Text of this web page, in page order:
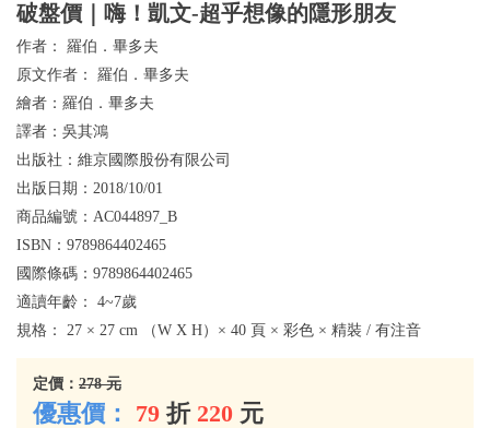
破盤價｜嗨！凱文-超乎想像的隱形朋友
作者： 羅伯．畢多夫
原文作者： 羅伯．畢多夫
繪者： 羅伯．畢多夫
譯者： 吳其鴻
出版社： 維京國際股份有限公司
出版日期： 2018/10/01
商品編號： AC044897_B
ISBN： 9789864402465
國際條碼： 9789864402465
適讀年齡： 4~7歲
規格： 27 × 27 cm （W X H）× 40 頁 × 彩色 × 精裝 / 有注音
定價： 278 元
優惠價： 79 折 220 元